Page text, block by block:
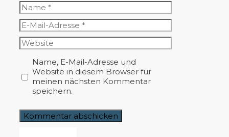
Name
E-
Mail-
Adresse
Website
Name, E-Mail-Adresse und
Website in diesem Browser für
meinen nächsten Kommentar
speichern.